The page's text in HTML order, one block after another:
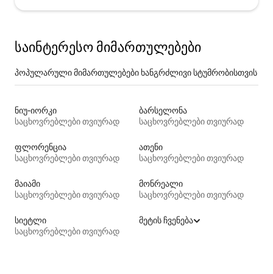
საინტერესო მიმართულებები
პოპულარული მიმართულებები ხანგრძლივი სტუმრობისთვის
ნიუ-იორკი
საცხოვრებლები თვიურად
ბარსელონა
საცხოვრებლები თვიურად
ფლორენცია
საცხოვრებლები თვიურად
ათენი
საცხოვრებლები თვიურად
მაიამი
საცხოვრებლები თვიურად
მონრეალი
საცხოვრებლები თვიურად
სიეტლი
საცხოვრებლები თვიურად
მეტის ჩვენება